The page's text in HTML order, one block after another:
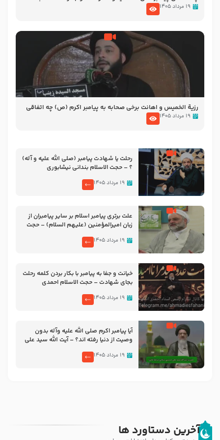
الاسلام شیخ حسین یوسفی
۱۹ مرداد ۱۴۰۵
رزیة الخمیس و اهانت برخی صحابه به پیامبر اکرم (ص) چه اتفاقی
رخ داد که پیامبر رحمت ، صحابه را بیرون انداختند ؟!!!!! – سید محمد
۱۹ مرداد ۱۴۰۵
رحلت یا شهادت پیامبر (صلی الله علیه و آله)
؟ – حجت الاسلام بندانی نیشابوری
۱۹ مرداد ۱۴۰۵
علت برتری پیامبر اسلام بر سایر پیامبران از
زبان امیرالمؤمنین (علیهم السلام) – حجت
۱۹ مرداد ۱۴۰۵
خیانت و جفا به پیامبر با بکار بردن کلمه رحلت
بجای شهادت – حجت الاسلام احمدی
۱۹ مرداد ۱۴۰۵
آیا پیامبر اکرم صلی الله علیه وآله بدون
وصیت از دنیا رفته ‌اند؟ – آیت الله سید علی
۱۹ مرداد ۱۴۰۵
آخرین دستاورد ها